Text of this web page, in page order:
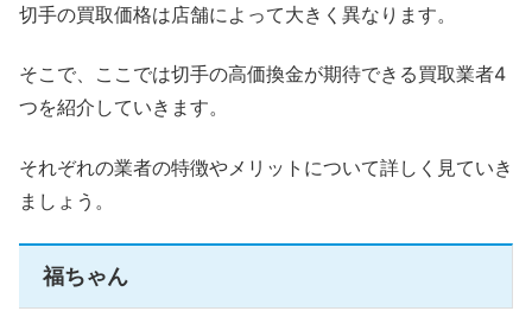
切手の買取価格は店舗によって大きく異なります。
そこで、ここでは切手の高価換金が期待できる買取業者4
つを紹介していきます。
それぞれの業者の特徴やメリットについて詳しく見ていき
ましょう。
福ちゃん